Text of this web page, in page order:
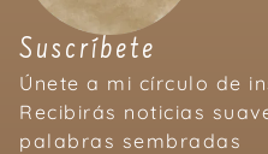
Suscríbete
Únete a mi círculo de
Recibirás noticias
palabras sembradas